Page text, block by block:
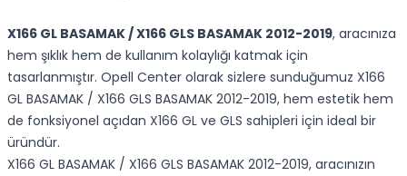
X166 GL BASAMAK / X166 GLS BASAMAK 2012-2019, aracınıza
hem şıklık hem de kullanım kolaylığı katmak için
tasarlanmıştır. Opell Center olarak sizlere sunduğumuz X166
GL BASAMAK / X166 GLS BASAMAK 2012-2019, hem estetik hem
de fonksiyonel açıdan X166 GL ve GLS sahipleri için ideal bir
üründür.
X166 GL BASAMAK / X166 GLS BASAMAK 2012-2019, aracınızın